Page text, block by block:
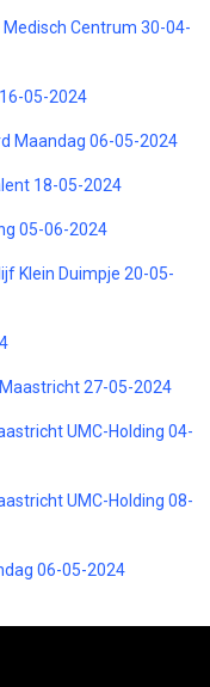
Centrum 30-04-
05-2024
Maandag 06-05-2024
18-05-2024
05-06-2024
Klein Duimpje 20-05-
27-05-2024
UMC-Holding 04-
UMC-Holding 08-
06-05-2024